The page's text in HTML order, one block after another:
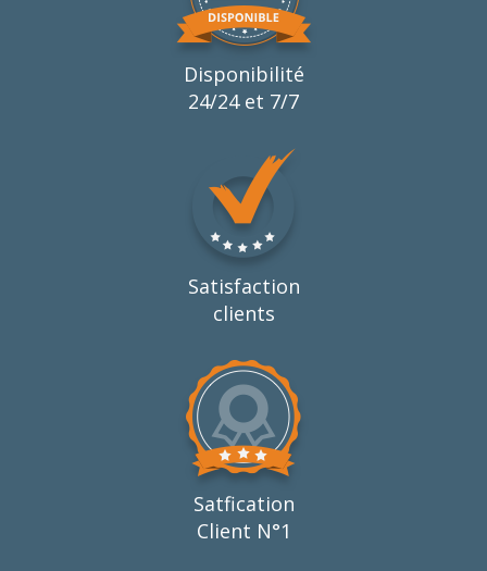
Disponibilité
24/24 et 7/7
Satisfaction
clients
Satfication
Client N°1